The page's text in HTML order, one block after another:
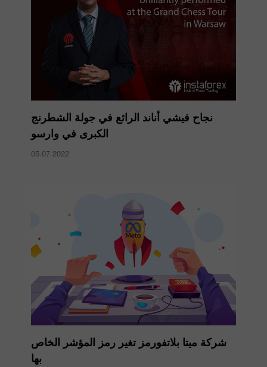
نجاح فيشي أناند الرائع في جولة الشطرنج
الكبرى في وارسو
05.07.2022
شركة ميتا بلاتفورمز تغير رمز المؤشر الخاص
بها